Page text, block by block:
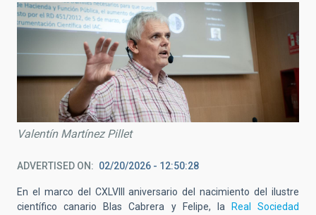
Valentín Martínez Pillet
ADVERTISED ON 02/20/2026 - 12:50:28
En el marco del CXLVIII aniversario del nacimiento del ilustre
científico canario Blas Cabrera y Felipe, la
Real Sociedad